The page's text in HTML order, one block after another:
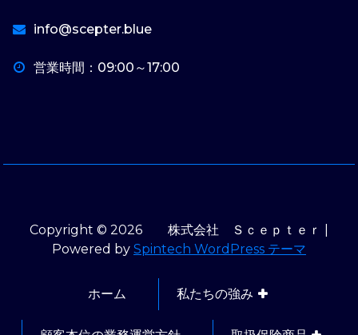
info@scepter.blue
営業時間：09:00～17:00
Copyright © 2026 株式会社 Ｓｃｅｐｔｅｒ |
Powered by Spintech WordPress テーマ
ホーム 私たちの強み